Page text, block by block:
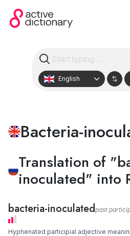
English
Bacteria-
Translation of
inoculated" into
bacteria-inoculatedpast
Hyphenated participial adjective